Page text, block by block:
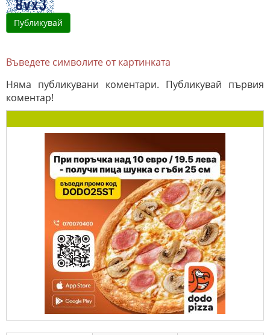
Въведете символите от картинката
Няма публикувани коментари. Публикувай първия
коментар!